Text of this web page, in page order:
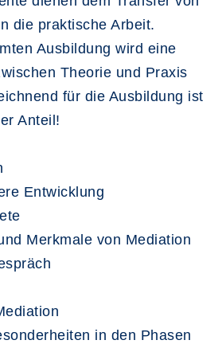
die praktische Arbeit.
Ausbildung wird eine
Theorie und Praxis
für die Ausbildung ist
Anteil!
Entwicklung
Merkmale von Mediation
in den Phasen